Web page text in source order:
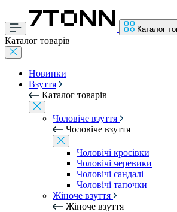
Каталог
Каталог товарів
Новинки
Взуття
Каталог товарів
Чоловіче взуття
Чоловіче взуття
Чоловічі кросівки
Чоловічі черевики
Чоловічі сандалі
Чоловічі тапочки
Жіноче взуття
Жіноче взуття